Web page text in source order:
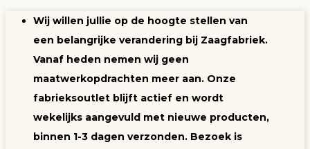
inhoud
Wij willen jullie op de hoogte stellen van
een belangrijke verandering bij Zaagfabriek.
Vanaf heden nemen wij geen
maatwerkopdrachten meer aan. Onze
fabrieksoutlet blijft actief en wordt
wekelijks aangevuld met nieuwe producten,
binnen 1-3 dagen verzonden. Bezoek is